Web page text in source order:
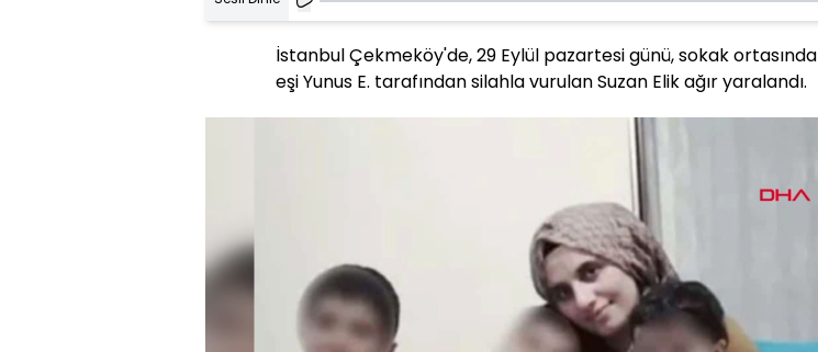
İstanbul Çekmeköy'de, 29 Eylül pazartesi günü, sokak ortasında
eşi Yunus E. tarafından silahla vurulan Suzan Elik ağır yaralandı.